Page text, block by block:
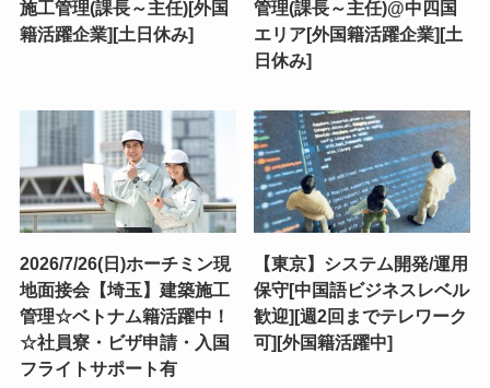
施工管理(課長～主任)[外国
籍活躍企業][土日休み]
管理(課長～主任)@中四国
エリア[外国籍活躍企業][土
日休み]
2026/7/26(日)ホーチミン現
地面接会【埼玉】建築施工
管理☆ベトナム籍活躍中！
☆社員寮・ビザ申請・入国
フライトサポート有
【東京】システム開発/運用
保守[中国語ビジネスレベル
歓迎][週2回までテレワーク
可][外国籍活躍中]